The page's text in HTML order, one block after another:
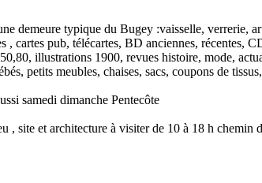
demeure typique du Bugey :vaisselle, verrerie,
cartes pub, télécartes, BD anciennes, récentes,
illustrations 1900, revues histoire, mode,
petits meubles, chaises, sacs, coupons de
samedi dimanche Pentecôte
site et architecture à visiter de 10 à 18 h chemin